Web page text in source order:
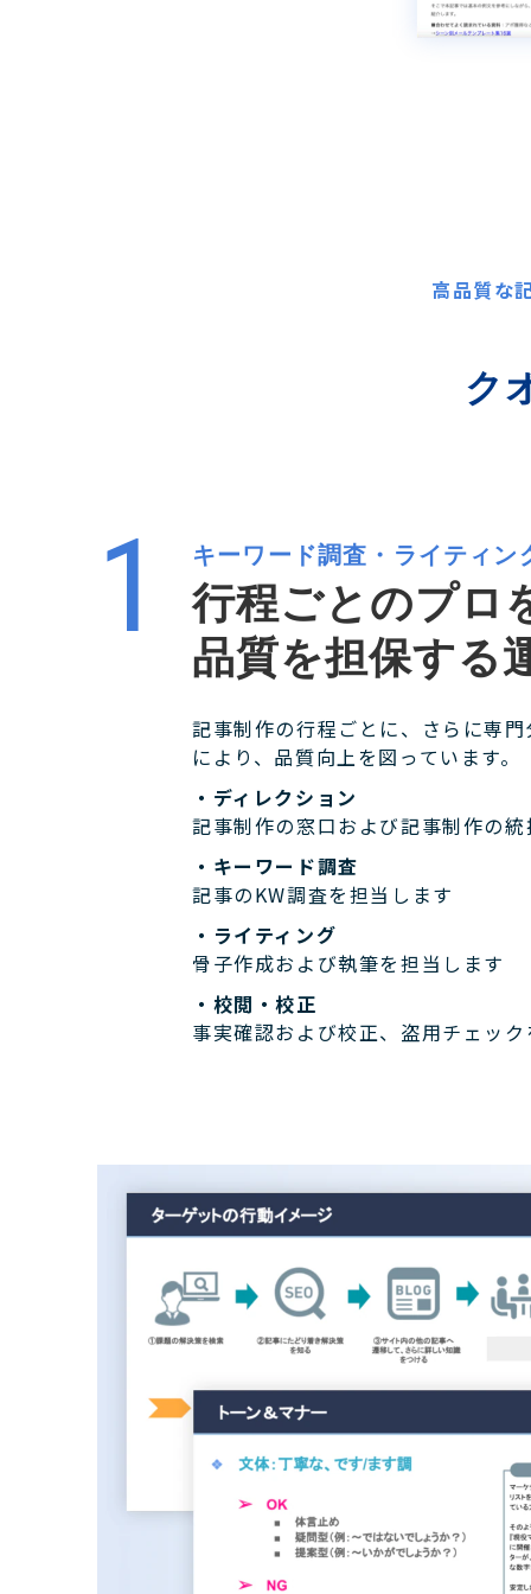
高品質な
ク
キーワード調査・ライティン
行程ごとのプロ
品質を担保する
記事制作の行程ごとに、さらに専
により、品質向上を図っています。
・ディレクション
記事制作の窓口および記事制作の
・キーワード調査
記事のKW調査を担当します
・ライティング
骨子作成および執筆を担当します
・校閲・校正
事実確認および校正、盗用チェッ